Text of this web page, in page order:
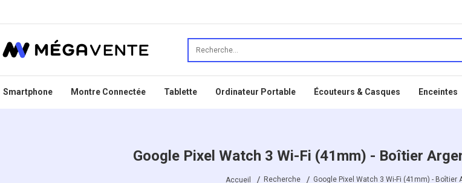
Smartphone Montre Connectée Tablette Ordinateur Portable Écouteurs & Casques Enceintes
Accueil Recherche Google Pixel Watch 3 Wi-Fi (41mm) -
Google Pixel Watch 3 Wi-Fi (41mm) - Boîtier